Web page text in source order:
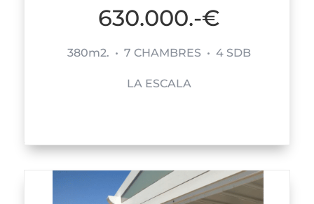
630.000.-€
380m2. • 7 CHAMBRES • 4 SDB
LA ESCALA